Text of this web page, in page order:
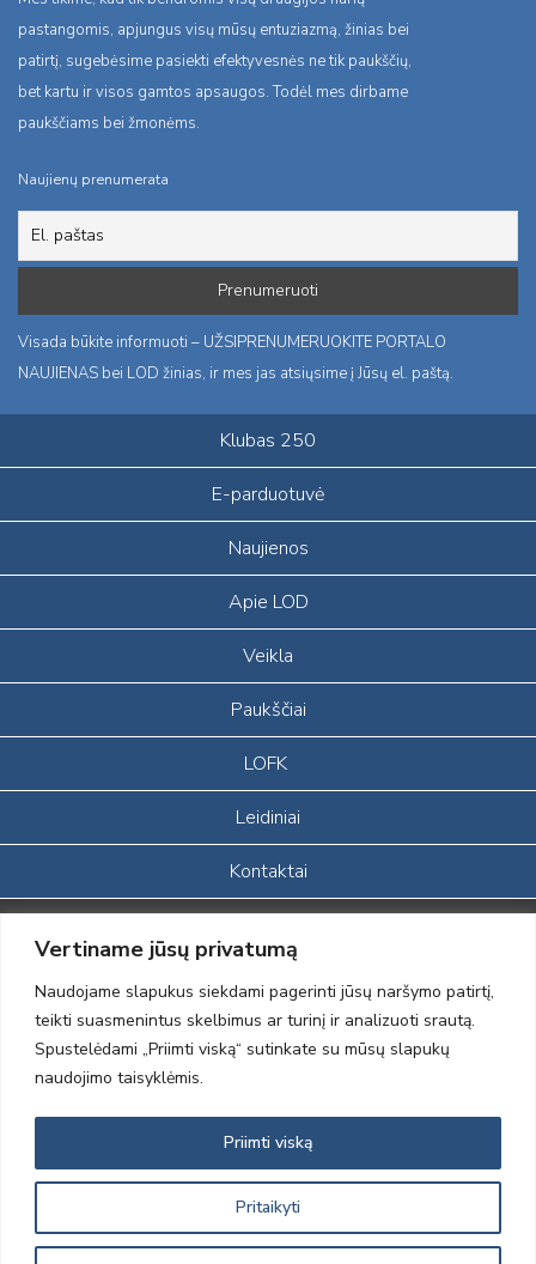
Vertiname jūsų privatumą
Naudojame slapukus siekdami pagerinti jūsų naršymo patirtį,
teikti suasmenintus skelbimus ar turinį ir analizuoti srautą.
Spustelėdami „Priimti viską“ sutinkate su mūsų slapukų
naudojimo taisyklėmis.
Pritaikyti
Priimti viską
pastangomis, apjungus visų mūsų entuziazmą, žinias bei
patirtį, sugebėsime pasiekti efektyvesnės ne tik paukščių,
bet kartu ir visos gamtos apsaugos. Todėl mes dirbame
paukščiams bei žmonėms.
Naujienų prenumerata
Visada būkite informuoti – UŽSIPRENUMERUOKITE PORTALO
NAUJIENAS bei LOD žinias, ir mes jas atsiųsime į Jūsų el. paštą.
Klubas 250
E-parduotuvė
Naujienos
Apie LOD
Veikla
Paukščiai
LOFK
Leidiniai
Kontaktai
Portalas sukurtas įgyvendinant Lietuvos Respublikos, Europos
ekonominės erdvės ir Norvegijos finansinių mechanizmų iš dalies
finansuojamą paprojektį
„LOD visuomeninės /gamtosauginės veiklos sustiprinimas ir įvaizdžio
formavimas įtraukiant visuomenę į aplinkosauginių tyrimų veiklą“
(paprojekčio
įgyvendinimo sutarties numeris 2004-LT0008-NVO-1EEE/NOR-02-
2012 © Lietuvos Ornitologų Draugija © 2014, Visos teisės saugomos